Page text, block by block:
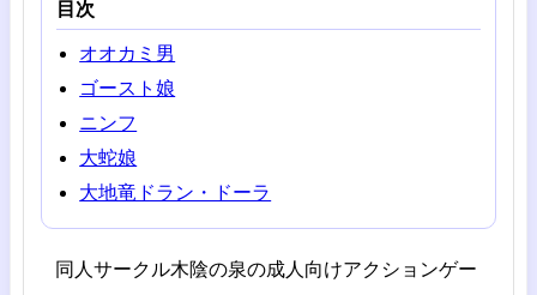
目次
オオカミ男
ゴースト娘
ニンフ
大蛇娘
大地竜ドラン・ドーラ
同人サークル木陰の泉の成人向けアクションゲー